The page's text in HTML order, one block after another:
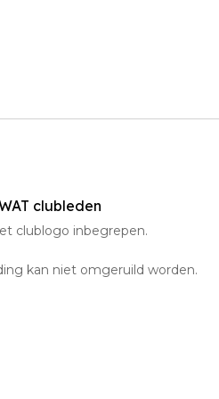
clubleden
clublogo inbegrepen.
kan niet omgeruild worden.